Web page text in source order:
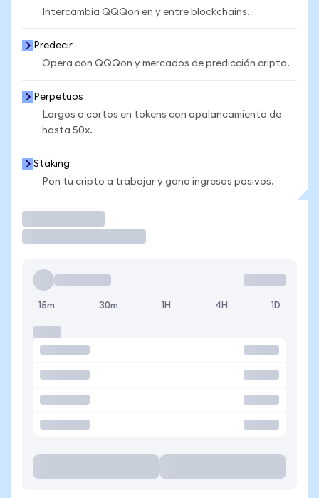
Intercambia QQQon en y entre blockchains.
Predecir
Opera con QQQon y mercados de predicción cripto.
Perpetuos
Largos o cortos en tokens con apalancamiento de
hasta 50x.
Staking
Pon tu cripto a trabajar y gana ingresos pasivos.
15m 30m 1H 4H 1D